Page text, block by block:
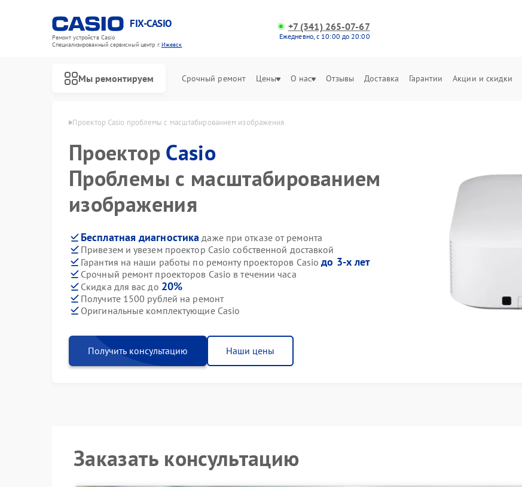
FIX-CASIO
Ремонт устройств Casio
Специализированный cервисный центр г.Ижевск
+7 (341) 265-07-67
Ежедневно, с 10:00 до 20:00
Мы ремонтируем Срочный ремонт Цены О нас Отзывы Доставка Гарантии Акции и скидки
Casio в Ижевске Проектор Casio проблемы с масштабированием изображения
Проектор Casio
Проблемы с масштабированием
изображения
Бесплатная диагностика даже при отказе от ремонта
Привезем и увезем проектор Casio собственной доставкой
Гарантия на наши работы по ремонту проекторов Casioдо 3-х лет
Срочный ремонт проекторов Casio в течении часа
Скидка для вас до 20%
Получите 1500 рублей на ремонт
Оригинальные комплектующие Casio
Получить консультацию Наши цены
Заказать консультацию